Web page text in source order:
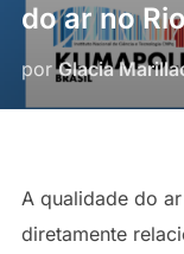
do ar no
porGlacia
A qualidade do
diretamente